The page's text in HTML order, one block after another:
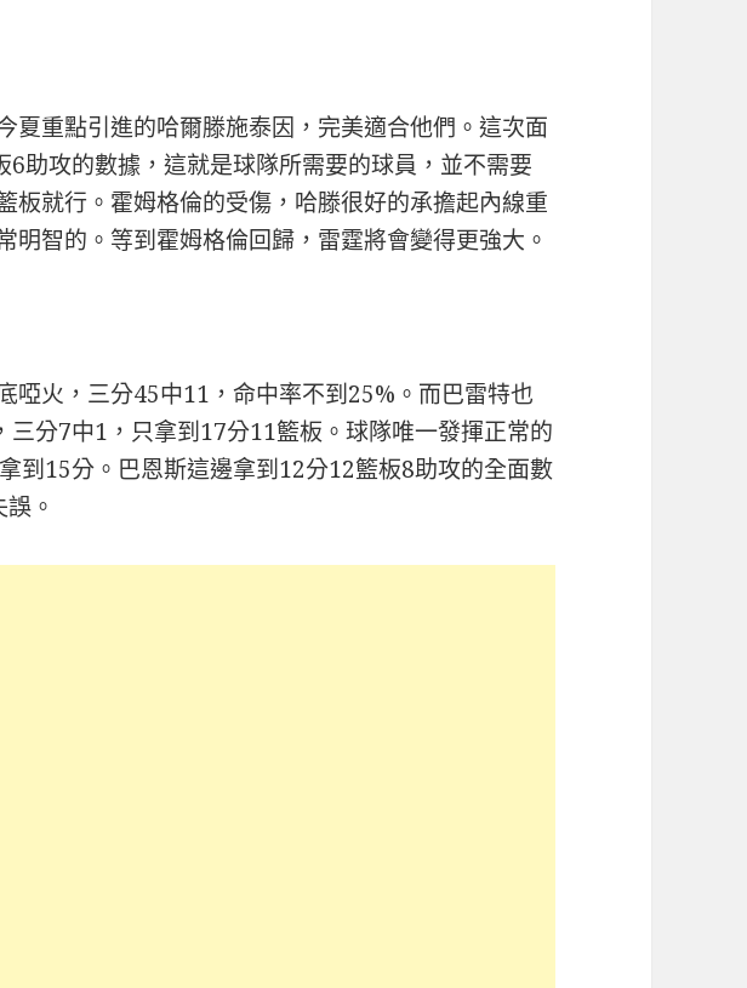
夏重點引進的哈爾滕施泰因，完美適合他們。這次面
6助攻的數據，這就是球隊所需要的球員，並不需要
板就行。霍姆格倫的受傷，哈滕很好的承擔起內線重
明智的。等到霍姆格倫回歸，雷霆將會變得更強大。
啞火，三分45中11，命中率不到25%。而巴雷特也
三分7中1，只拿到17分11籃板。球隊唯一發揮正常的
到15分。巴恩斯這邊拿到12分12籃板8助攻的全面數
。